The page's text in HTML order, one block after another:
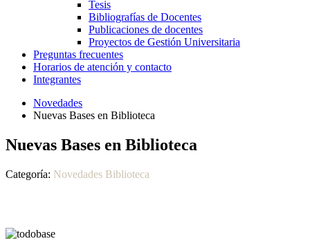
Tesis
Bibliografías de Docentes
Publicaciones de docentes
Proyectos de Gestión Universitaria
Preguntas frecuentes
Horarios de atención y contacto
Integrantes
Novedades
Nuevas Bases en Biblioteca
Nuevas Bases en Biblioteca
Categoría: Novedades Biblioteca